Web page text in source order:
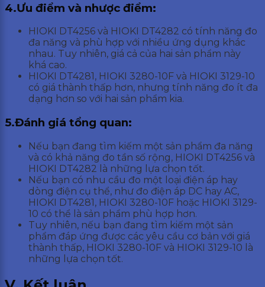
4.Ưu điểm và nhược điểm:
HIOKI DT4256 và HIOKI DT4282 có tính năng đo
đa năng và phù hợp với nhiều ứng dụng khác
nhau. Tuy nhiên, giá cả của hai sản phẩm này
khá cao.
HIOKI DT4281, HIOKI 3280-10F và HIOKI 3129-10
có giá thành thấp hơn, nhưng tính năng đo ít đa
dạng hơn so với hai sản phẩm kia.
5.Đánh giá tổng quan:
Nếu bạn đang tìm kiếm một sản phẩm đa năng
và có khả năng đo tần số rộng, HIOKI DT4256 và
HIOKI DT4282 là những lựa chọn tốt.
Nếu bạn có nhu cầu đo một loại điện áp hay
dòng điện cụ thể, như đo điện áp DC hay AC,
HIOKI DT4281, HIOKI 3280-10F hoặc HIOKI 3129-
10 có thể là sản phẩm phù hợp hơn.
Tuy nhiên, nếu bạn đang tìm kiếm một sản
phẩm đáp ứng được các yêu cầu cơ bản với giá
thành thấp, HIOKI 3280-10F và HIOKI 3129-10 là
những lựa chọn tốt.